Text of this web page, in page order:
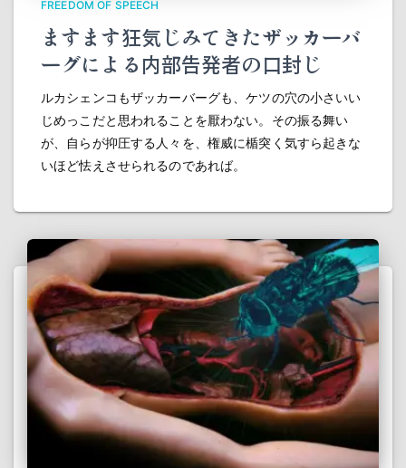
FREEDOM OF SPEECH
ますます狂気じみてきたザッカーバ
ーグによる内部告発者の口封じ
ルカシェンコもザッカーバーグも、ケツの穴の小さいい
じめっこだと思われることを厭わない。その振る舞い
が、自らが抑圧する人々を、権威に楯突く気すら起きな
いほど怯えさせられるのであれば。